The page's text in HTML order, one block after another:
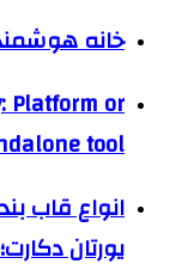
خانه
Platform or
tool?
انواع قاب
یورتان